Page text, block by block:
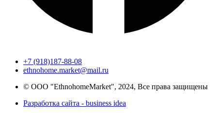
+7 (918)187-88-08
ethnohome.market@mail.ru
© ООО "EthnohomeMarket", 2024, Все права защищены
Разработка сайта - business idea